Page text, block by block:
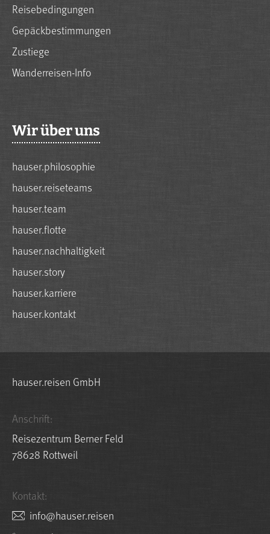
Reisebedingungen
Gepäckbestimmungen
Zustiege
Wanderreisen-Info
Wir über uns
hauser.philosophie
hauser.reiseteams
hauser.team
hauser.flotte
hauser.nachhaltigkeit
hauser.story
hauser.karriere
hauser.kontakt
hauser.reisen GmbH
Anschrift:
Reisezentrum Berner Feld
78628 Rottweil
Kontakt:
nesier.resuah@ofni